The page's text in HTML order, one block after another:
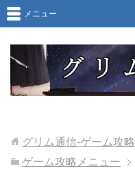
メニュー
グリム通信-ゲーム攻略
ゲーム攻略メニュー